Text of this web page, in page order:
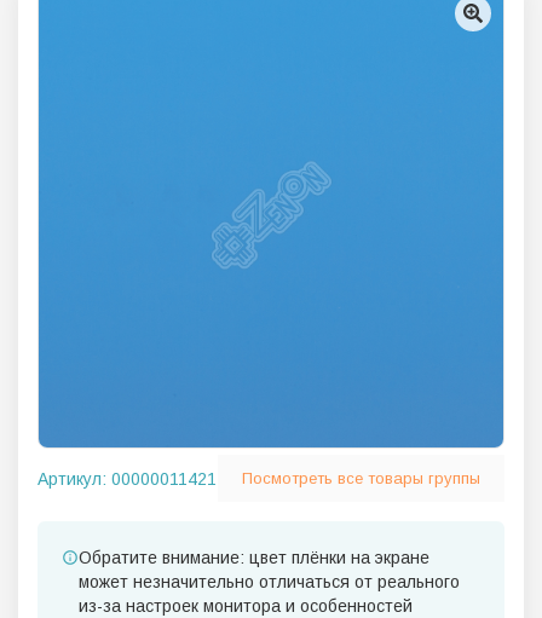
Артикул: 00000011421 Посмотреть все товары группы
Обратите внимание: цвет плёнки на экране
может незначительно отличаться от реального
из-за настроек монитора и особенностей